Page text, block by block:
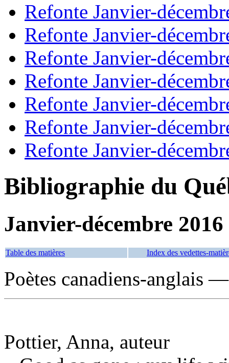
Refonte Janvier-
Refonte Janvier-
Refonte Janvier-
Refonte Janvier-
Refonte Janvier-
Refonte Janvier-
Refonte Janvier-
Bibliographie du
Janvier-décembre 2016
Table des matières Index des vedettes-
Poètes canadiens-anglais
Pottier, Anna, auteur